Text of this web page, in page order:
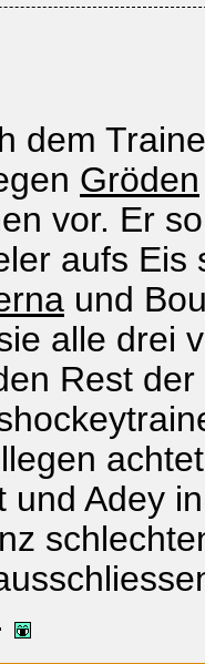
dem
Gröden
vor. Er
aufs Eis
und
alle drei
Rest
und Adey